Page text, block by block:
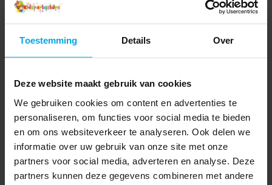
Toestemming Details Over
Deze website maakt gebruik van cookies
We gebruiken cookies om content en advertenties te
personaliseren, om functies voor social media te bieden
en om ons websiteverkeer te analyseren. Ook delen we
informatie over uw gebruik van onze site met onze
partners voor social media, adverteren en analyse. Deze
partners kunnen deze gegevens combineren met andere
Anderen kochten ook